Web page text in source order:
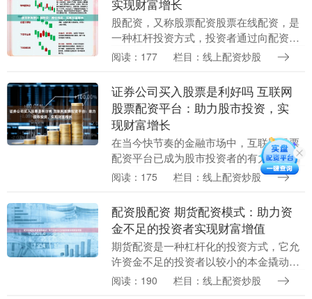
实现财富增长
股配资，又称股票配资股票在线配资，是
一种杠杆投资方式，投资者通过向配资公
司借款，放大资金规模，从而提高投资收
资收益。例如，....
阅读：177 栏目：线上配资炒股
证券公司买入股票是利好吗 互联网
股票配资平台：助力股市投资，实
现财富增长
在当今快节奏的金融市场中，互联网股票
配资平台已成为股市投资者的有力工具。
这些平台通过提供杠杆资金，帮助投资者
吗，从而实现财富增....
阅读：175 栏目：线上配资炒股
配资股配资 期货配资模式：助力资
金不足的投资者实现财富增值
期货配资是一种杠杆化的投资方式，它允
许资金不足的投资者以较小的本金撬动更
大的资金进行期货交易。通过期货配资，
阅读：190 栏目：线上配资炒股